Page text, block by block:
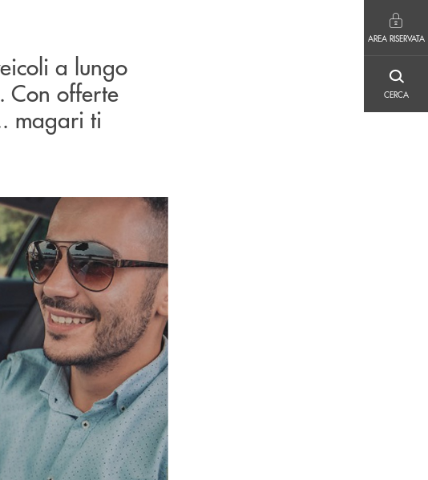
AREA RISERVATA
CERCA
a lungo
Con offerte
magari ti